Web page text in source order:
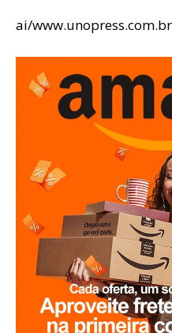
ai/www.unopress.com.br